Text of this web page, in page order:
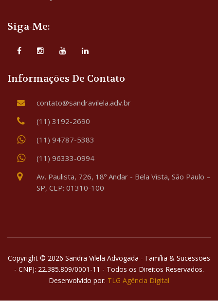
Siga-Me:
Informações De Contato
contato@sandravilela.adv.br
(11) 3192-2690
(11) 94787-5383
(11) 96333-0994
Av. Paulista, 726, 18º Andar - Bela Vista, São Paulo –
SP, CEP: 01310-100
Copyright © 2026 Sandra Vilela Advogada - Família & Sucessões
- CNPJ: 22.385.809/0001-11 - Todos os Direitos Reservados.
Desenvolvido por: TLG Agência Digital